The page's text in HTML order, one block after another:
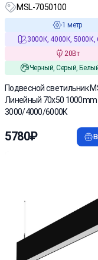
MSL-7050100
1 метр
3000К, 4000К, 5000К,
20Вт
Черный, Серый,
Подвесной светильник
Линейный 70х50 1000mm
3000/4000/6000К
5780₽